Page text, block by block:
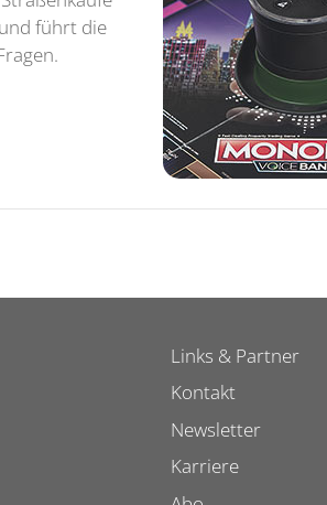
führt die
Links & Partner
Kontakt
Newsletter
Karriere